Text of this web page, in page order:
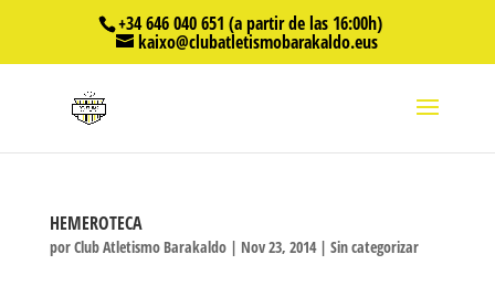
+34 646 040 651 (a partir de las 16:00h)
kaixo@clubatletismobarakaldo.eus
HEMEROTECA
porClub Atletismo Barakaldo| Nov 23, 2014| Sin categorizar